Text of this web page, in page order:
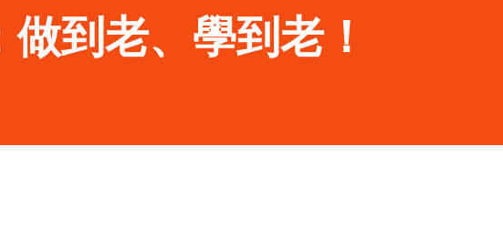
到老、學到老！